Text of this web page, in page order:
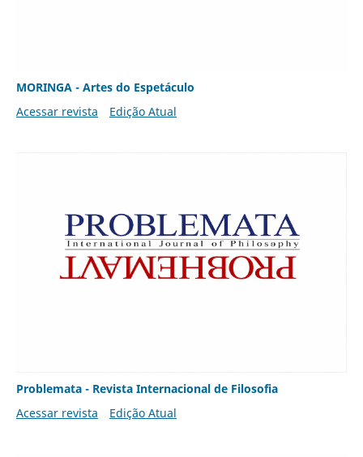
MORINGA - Artes do Espetáculo
Acessar revista
Edição Atual
Problemata - Revista Internacional de Filosofia
Acessar revista
Edição Atual